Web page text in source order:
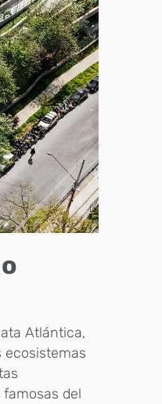
Atlántica,
ecosistemas
del